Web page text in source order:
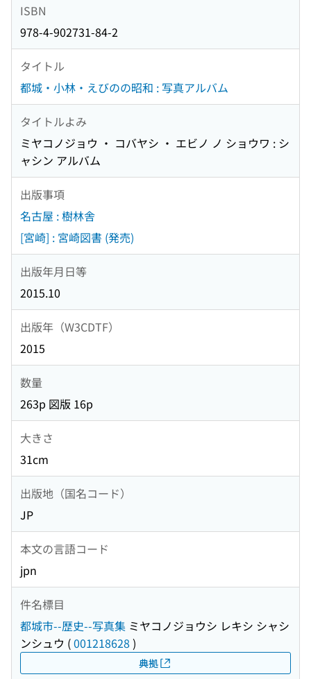
ISBN
978-4-902731-84-2
タイトル
都城・小林・えびのの昭和 : 写真アルバム
タイトルよみ
ミヤコノジョウ ・ コバヤシ ・ エビノ ノ ショウワ : シ
ャシン アルバム
出版事項
名古屋 : 樹林舎
[宮崎] : 宮崎図書 (発売)
出版年月日等
2015.10
出版年（W3CDTF）
2015
数量
263p 図版 16p
大きさ
31cm
出版地（国名コード）
JP
本文の言語コード
jpn
件名標目
都城市--歴史--写真集 ミヤコノジョウシ レキシ シャシ
ンシュウ (001218628 )
典拠